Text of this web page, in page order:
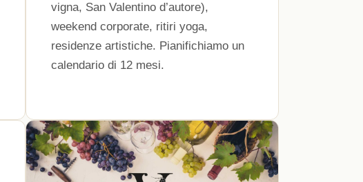
vigna, San Valentino d’autore),
weekend corporate, ritiri yoga,
residenze artistiche. Pianifichiamo un
calendario di 12 mesi.